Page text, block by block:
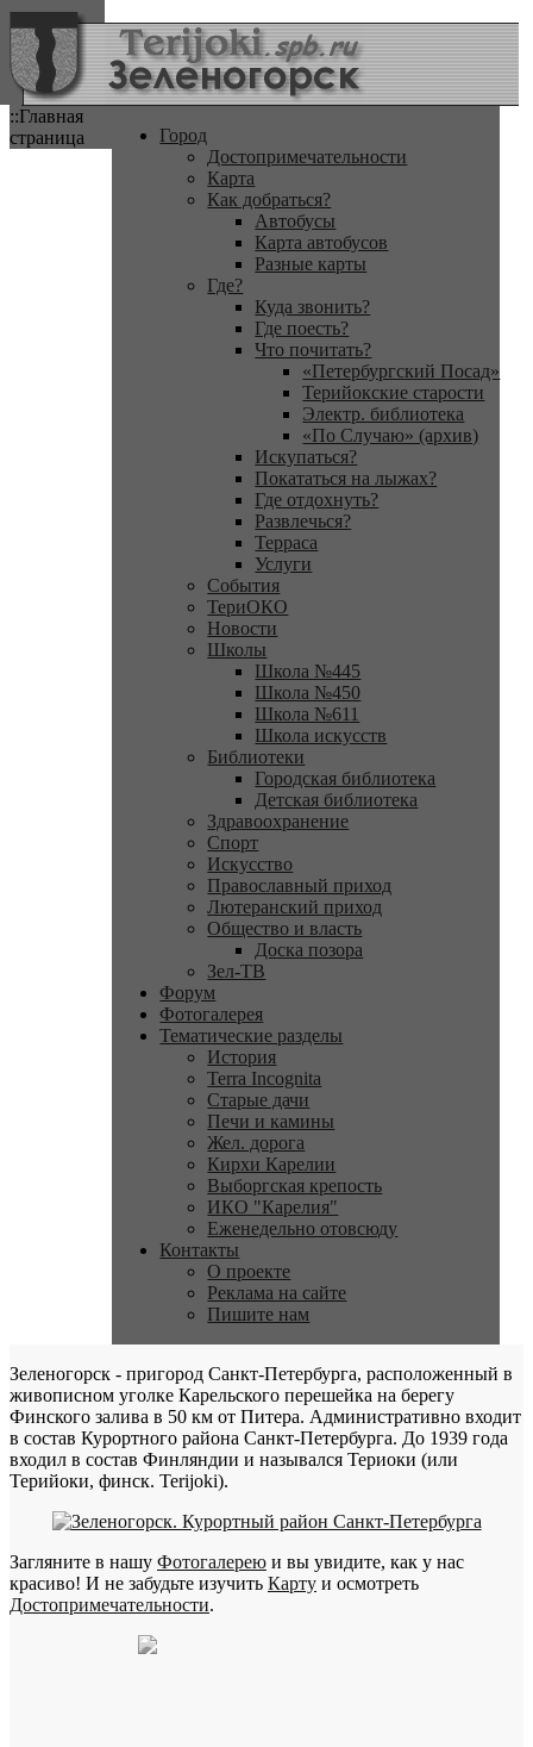
::Главная
страница
Город
Достопримечательности
Карта
Как добраться?
Автобусы
Карта автобусов
Разные карты
Где?
Куда звонить?
Где поесть?
Что почитать?
«Петербургский Посад»
Терийокские старости
Электр. библиотека
«По Случаю» (архив)
Искупаться?
Покататься на лыжах?
Где отдохнуть?
Развлечься?
Терраса
Услуги
События
ТериОКО
Новости
Школы
Школа №445
Школа №450
Школа №611
Школа искусств
Библиотеки
Городская библиотека
Детская библиотека
Здравоохранение
Спорт
Искусство
Православный приход
Лютеранский приход
Общество и власть
Доска позора
Зел-ТВ
Форум
Фотогалерея
Тематические разделы
История
Terra Incognita
Старые дачи
Печи и камины
Жел. дорога
Кирхи Карелии
Выборгская крепость
ИКО "Карелия"
Еженедельно отовсюду
Контакты
О проекте
Реклама на сайте
Пишите нам
Зеленогорск - пригород Санкт-Петербурга, расположенный в
живописном уголке Карельского перешейка на берегу
Финского залива в 50 км от Питера. Административно входит
в состав Курортного района Санкт-Петербурга. До 1939 года
входил в состав Финляндии и назывался Териоки (или
Терийоки, финск. Terijoki).
Загляните в нашу Фотогалерею и вы увидите, как у нас
красиво! И не забудьте изучить Карту и осмотреть
Достопримечательности.